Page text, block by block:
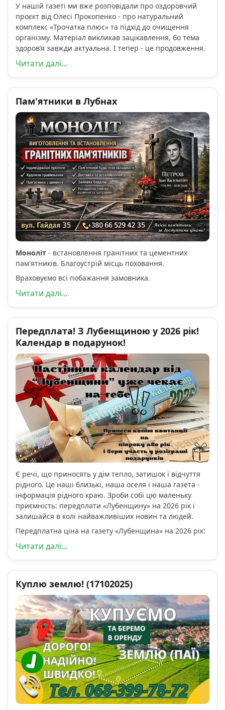
У нашій газеті ми вже розповідали про оздоровчий
проєкт від Олесі Прокопенко - про натуральний
комплекс «Трочатка плюс» та підхід до очищення
організму. Матеріал викликав зацікавлення, бо тема
здоров’я завжди актуальна. І тепер - це продовження.
Читати далі...
Пам'ятники в Лубнах
Моноліт - встановлення гранітних та цементних
пам'ятників. Благоустрій місць поховання.
Враховуємо всі побажання замовника.
Читати далі...
Передплата! З Лубенщиною у 2026 рік!
Календар в подарунок!
Є речі, що приносять у дім тепло, затишок і відчуття
рідного. Це наші близькі, наша оселя і наша газета -
інформація рідного краю. Зроби собі цю маленьку
приємність: передплати «Лубенщину» на 2026 рік і
залишайся в колі найважливіших новин та людей.
Передплатна ціна на газету «Лубенщина» на 2026 рік:
Читати далі...
Куплю землю! (17102025)